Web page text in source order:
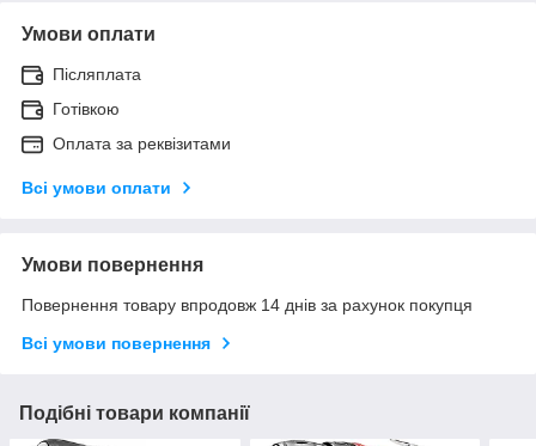
Умови оплати
Післяплата
Готівкою
Оплата за реквізитами
Всі умови оплати
Умови повернення
Повернення товару впродовж 14 днів за рахунок покупця
Всі умови повернення
Подібні товари компанії